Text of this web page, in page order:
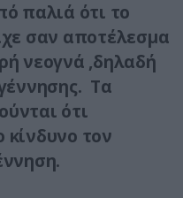
παλιά ότι το
σαν αποτέλεσμα
νεογνά ,δηλαδή
Τα
ότι
κίνδυνο τον